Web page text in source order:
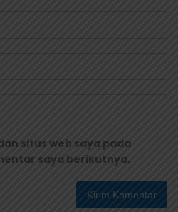
situs web saya pada
saya berikutnya.